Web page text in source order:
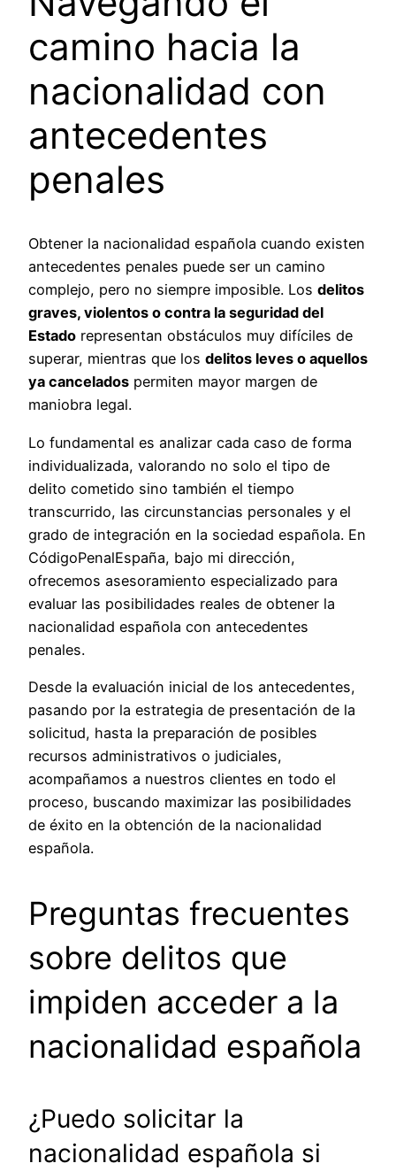
camino hacia la
nacionalidad con
antecedentes
penales
Obtener la nacionalidad española cuando existen
antecedentes penales puede ser un camino
complejo, pero no siempre imposible. Los delitos
graves, violentos o contra la seguridad del
Estado representan obstáculos muy difíciles de
superar, mientras que los delitos leves o aquellos
ya cancelados permiten mayor margen de
maniobra legal.
Lo fundamental es analizar cada caso de forma
individualizada, valorando no solo el tipo de
delito cometido sino también el tiempo
transcurrido, las circunstancias personales y el
grado de integración en la sociedad española. En
CódigoPenalEspaña, bajo mi dirección,
ofrecemos asesoramiento especializado para
evaluar las posibilidades reales de obtener la
nacionalidad española con antecedentes
penales.
Desde la evaluación inicial de los antecedentes,
pasando por la estrategia de presentación de la
solicitud, hasta la preparación de posibles
recursos administrativos o judiciales,
acompañamos a nuestros clientes en todo el
proceso, buscando maximizar las posibilidades
de éxito en la obtención de la nacionalidad
española.
Preguntas frecuentes
sobre delitos que
impiden acceder a la
nacionalidad española
¿Puedo solicitar la
nacionalidad española si